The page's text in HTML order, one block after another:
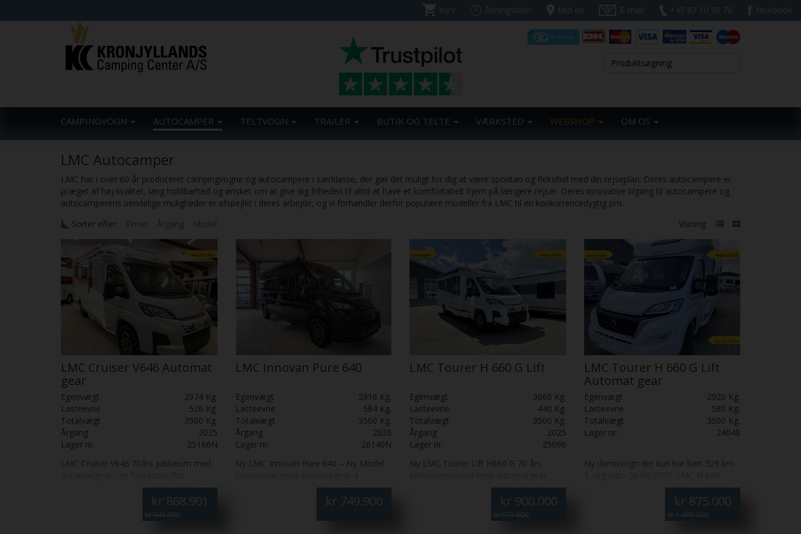
kurv åbningstider find os E-mail +45 87 10 98 70 facebook
CAMPINGVOGN AUTOCAMPER TELTVOGN TRAILER BUTIK OG TELTE VÆRKSTED WEBSHOP OM OS
LMC Autocamper
LMC har i over 60 år produceret campingvogne og autocampere i særklasse, der gør det muligt for dig at være spontan og fleksibel med din rejseplan. Deres autocampere er
præget af høj kvalitet, lang holdbarhed og ønsket om at give dig friheden til altid at have et komfortabelt hjem på længere rejser. Deres innovative tilgang til autocampere og
autocamperens uendelige muligheder er afspejlet i deres arbejde, og vi forhandler derfor populære modeller fra LMC til en konkurrencedygtig pris.
Sorter efter:
Priser Årgang Model Visning:
LMC Cruiser V646 Automat
gear
Egenvægt
2974 Kg.
Lasteevne
526 Kg.
Totalvægt
3500 Kg.
Årgang
2025
Lager nr.
25166N
LMC Cruiser V646 70års jubilæum med
autocamper. Den har 4 selepladser, 2
enkeltsenge og opredningsmulighed i
siddegruppen. Truma Combi 6E fyr (gas
og El) og vinterpakke med vandbåren
kr 868.901
kr 943.900
LMC Innovan Pure 640
Egenvægt
2916 Kg.
Lasteevne
584 Kg.
Totalvægt
3500 Kg.
Årgang
2026
Lager nr.
26140N
Ny LMC Innovan Pure 640 – Ny Model
selepladser, 2 sovepladser + 2
opredningssovepladser og ISO-Fix. Her
– en moderne og kompakt
kr 749.900
LMC Tourer H 660 G Lift
Egenvægt
3060 Kg.
Lasteevne
440 Kg.
Totalvægt
3500 Kg.
Årgang
2025
Lager nr.
25096
Ny LMC Tourer Lift H660 G 70 års
Den har har to enkeltsenge i bag med
lameludtræk. Truma Combi 6E fyr (gas
og El) og vinterpakke med vandbåren
gulvvarme og isoleret spildevandstank.
kr 900.000
kr 975.000
LMC Tourer H 660 G Lift
Automat gear
Egenvægt
2920 Kg.
Lasteevne
580 Kg.
Totalvægt
3500 Kg.
Lager nr.
24048
Ny demovogn der kun har kørt 329 km.
Tourer Lift med automatgear. Den har
har to enkeltsenge i bag og
hæve-/sænkeseng over siddegruppen.
Truma Combi 6E fyr (gas og El) og
kr 875.000
kr 1.099.000